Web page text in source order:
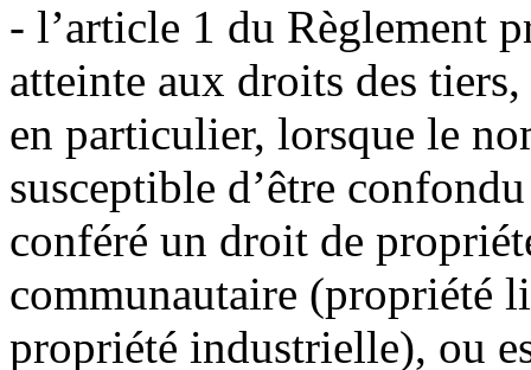
- l’article 1 du Règlement
atteinte aux droits des
en particulier, lorsque le
susceptible d’être
conféré un droit de
communautaire (propriété
propriété industrielle), ou